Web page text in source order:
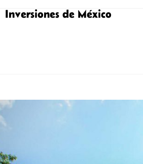
Inversiones de México